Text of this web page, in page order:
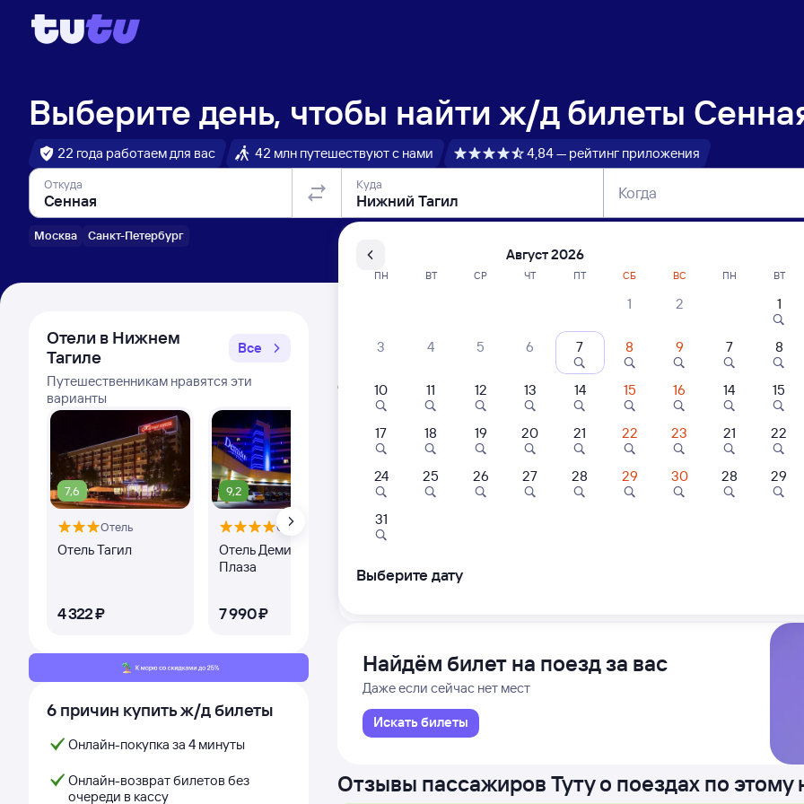
Выберите день, чтобы найти ж/д билеты
22 года работаем для вас 42 млн путешествуют с нами 4,84 — рейтинг приложения
Откуда
Москва Санкт-Петербург
Куда Когда
Отели в Нижнем
Тагиле
Все
Путешественникам нравятся эти
варианты
7,6
Отель
Отель Тагил
4 ⁠322 ⁠₽
9,2
Отель
Отель Демидов
Плаза
7 ⁠990 ⁠₽
Отель
6 причин купить ж/д билеты
Онлайн-покупка за 4 минуты
Онлайн-возврат билетов без
очереди в кассу
Расписание поездов Сенная — Нижний Тагил
Расписание поездов Нижний Тагил — Сенная
Открыта продажа билетов на 4 ноября. Отправление и прибытие по местному
522С Проходящий
Сенная
Сенной
из Новороссийска
06:40 16:05
Дни следованияближайшие: 8, 10, 12 августа
Найдём билет на поезд за вас
Даже если сейчас нет мест
Искать билеты
Отзывы пассажиров Туту о поездах по
Август 2026
ПН ВТ СР ЧТ ПТ СБ ВС
1 2
3 4 5 6 7 8 9
10 11 12 13 14 15 16
17 18 19 20 21 22 23
24 25 26 27 28 29 30
31
ПН ВТ
1
7 8
14 15
21 22
28 29
Выберите дату